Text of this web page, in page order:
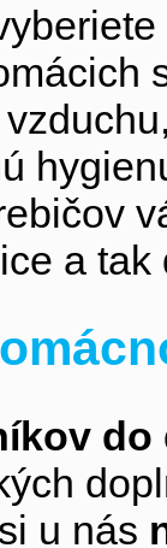
a
do
u nás